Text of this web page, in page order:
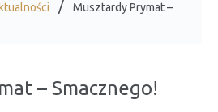
Musztardy Prymat –
– Smacznego!